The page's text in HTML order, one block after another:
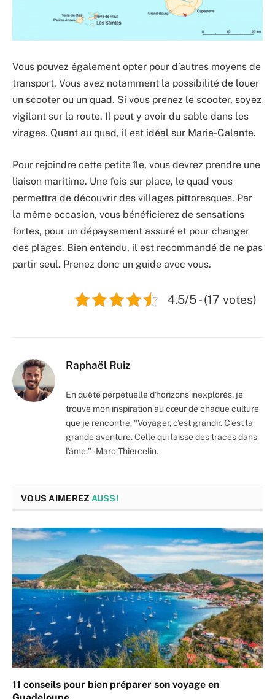
Vous pouvez également opter pour d’autres moyens de
transport. Vous avez notamment la possibilité de louer
un scooter ou un quad. Si vous prenez le scooter, soyez
vigilant sur la route. Il peut y avoir du sable dans les
virages. Quant au quad, il est idéal sur Marie-Galante.
Pour rejoindre cette petite île, vous devrez prendre une
liaison maritime. Une fois sur place, le quad vous
permettra de découvrir des villages pittoresques. Par
la même occasion, vous bénéficierez de sensations
fortes, pour un dépaysement assuré et pour changer
des plages. Bien entendu, il est recommandé de ne pas
partir seul. Prenez donc un guide avec vous.
4.5/5 - (17 votes)
Raphaël Ruiz
En quête perpétuelle d'horizons inexplorés, je
trouve mon inspiration au cœur de chaque culture
que je rencontre. "Voyager, c’est grandir. C'est la
grande aventure. Celle qui laisse des traces dans
l'âme." - Marc Thiercelin.
VOUS AIMEREZ AUSSI
11 conseils pour bien préparer son voyage en